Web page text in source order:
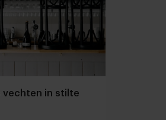
vechten in stilte